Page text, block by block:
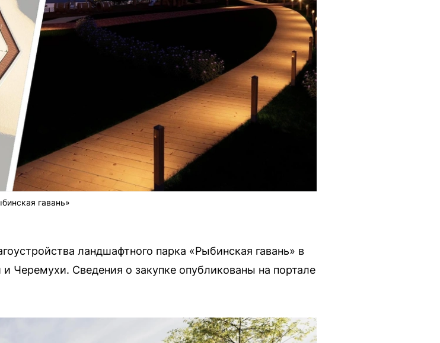
гавань»
ландшафтного парка «Рыбинская гавань» в
Черемухи. Сведения о закупке опубликованы на портале